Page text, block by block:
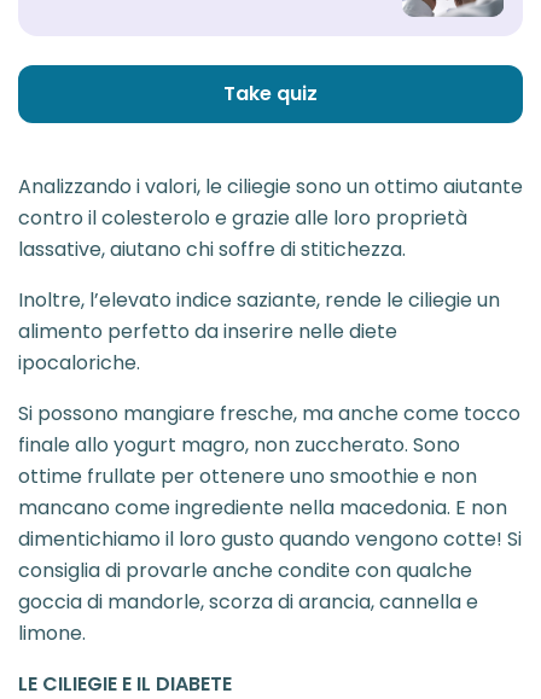
Take quiz
Analizzando i valori, le ciliegie sono un ottimo aiutante
contro il colesterolo e grazie alle loro proprietà
lassative, aiutano chi soffre di stitichezza.
Inoltre, l’elevato indice saziante, rende le ciliegie un
alimento perfetto da inserire nelle diete
ipocaloriche.
Si possono mangiare fresche, ma anche come tocco
finale allo yogurt magro, non zuccherato. Sono
ottime frullate per ottenere uno smoothie e non
mancano come ingrediente nella macedonia. E non
dimentichiamo il loro gusto quando vengono cotte! Si
consiglia di provarle anche condite con qualche
goccia di mandorle, scorza di arancia, cannella e
limone.
LE CILIEGIE E IL DIABETE